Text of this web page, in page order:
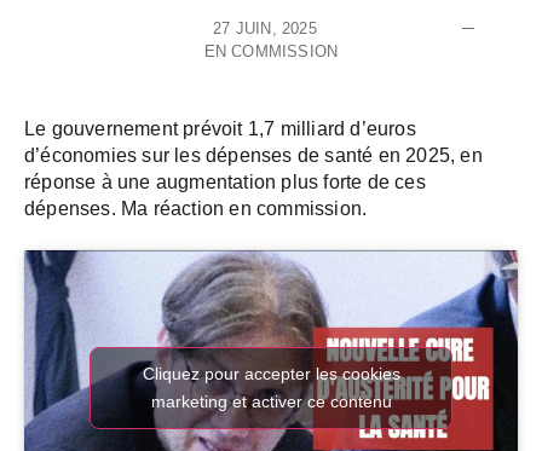
27 JUIN, 2025
EN COMMISSION
Le gouvernement prévoit 1,7 milliard d’euros
d’économies sur les dépenses de santé en 2025, en
réponse à une augmentation plus forte de ces
dépenses. Ma réaction en commission.
Cliquez pour accepter les cookies
marketing et activer ce contenu